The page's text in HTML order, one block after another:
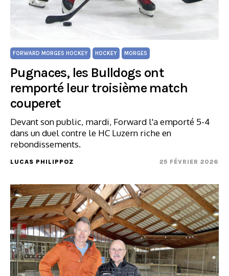
FORWARD MORGES HOCKEY HOCKEY MORGES
Pugnaces, les Bulldogs ont
remporté leur troisième match
couperet
Devant son public, mardi, Forward l'a emporté 5-4
dans un duel contre le HC Luzern riche en
rebondissements.
LUCAS PHILIPPOZ 25 FÉVRIER 2026